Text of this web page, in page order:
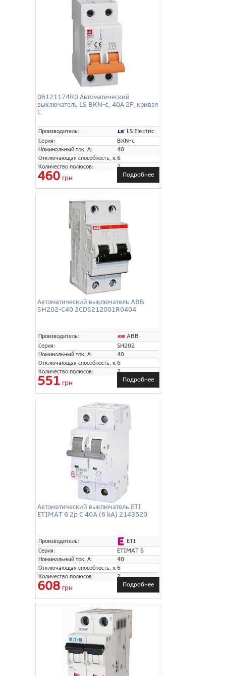
06121174R0 Автоматический
выключатель LS BKN-c, 40А 2P, кривая
C
Производитель:
LS Electric
Серия:
BKN-c
Номинальный ток, А:
40
Отключающая способность, кА:
6
Количество полюсов:
2
460 грн Подробнее
Автоматический выключатель ABB
SH202-C40 2CDS212001R0404
Производитель:
ABB
Серия:
SH202
Номинальный ток, А:
40
Отключающая способность, кА:
6
Количество полюсов:
2
551 грн Подробнее
Автоматический выключатель ETI
ETIMAT 6 2p C 40A (6 kA) 2143520
Производитель:
ETI
Серия:
ETIMAT 6
Номинальный ток, А:
40
Отключающая способность, кА:
6
Количество полюсов:
2
608 грн Подробнее